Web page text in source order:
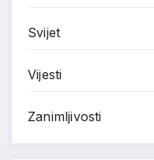
Svijet
Vijesti
Zanimljivosti